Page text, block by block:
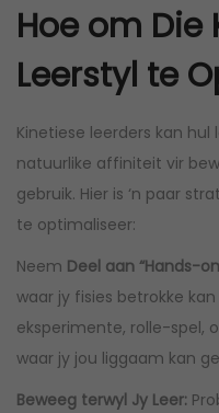
Hoe om Die
Leerstyl te
Kinetiese leerders kan
natuurlike affiniteit vir
gebruik. Hier is ‘n paar
te optimaliseer:
Neem Deel aan “Hands-
waar jy fisies betrokke
eksperimente, rolle-spel,
waar jy jou liggaam kan
Beweeg terwyl Jy Leer: